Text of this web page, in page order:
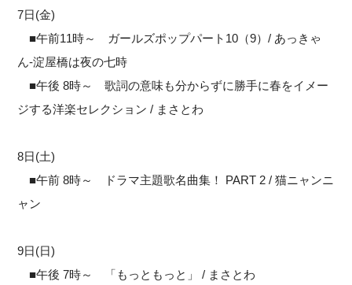
7日(金)
■午前11時～ ガールズポップパート10（9）/ あっきゃ
ん-淀屋橋は夜の七時
■午後 8時～ 歌詞の意味も分からずに勝手に春をイメー
ジする洋楽セレクション / まさとわ
8日(土)
■午前 8時～ ドラマ主題歌名曲集！ PART 2 / 猫ニャンニ
ャン
9日(日)
■午後 7時～ 「もっともっと」 / まさとわ